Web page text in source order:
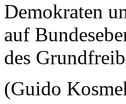
Demokraten
auf
des
(Guido